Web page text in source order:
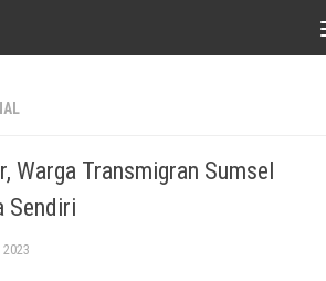
Warga Transmigran Sumsel
Sendiri
2023